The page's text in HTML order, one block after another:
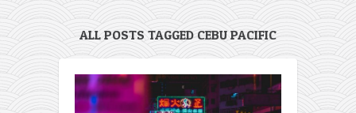
ALL POSTS TAGGED CEBU PACIFIC